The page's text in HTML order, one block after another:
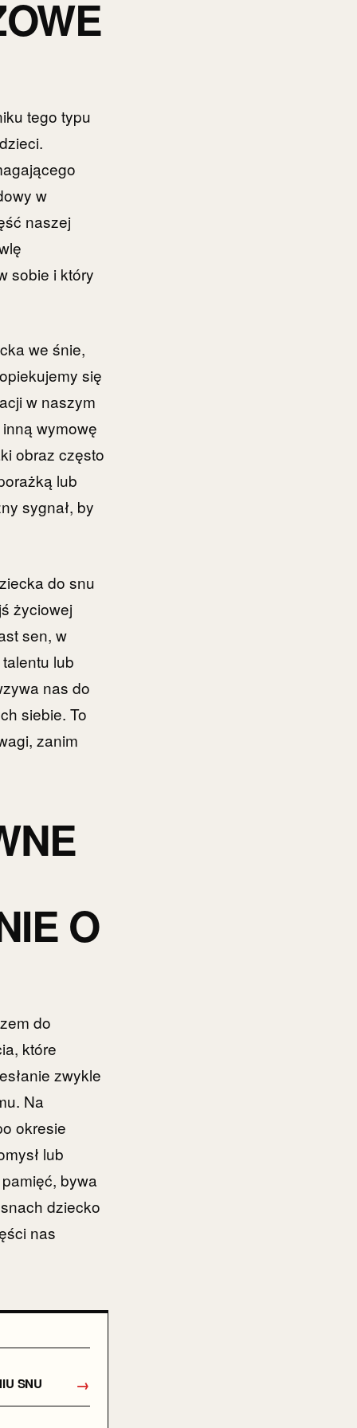
tego typu
w
naszej
sobie i który
we śnie,
się
w naszym
wymowę
obraz często
lub
sygnał, by
do snu
życiowej
sen, w
lub
nas do
siebie. To
zanim
O
do
które
zwykle
Na
okresie
lub
bywa
dziecko
nas
SNU →